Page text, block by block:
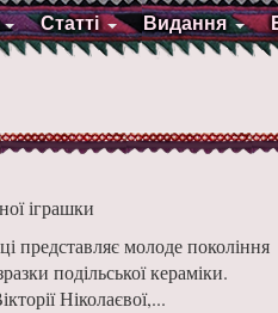
Статті Видання
іграшки
представляє молоде покоління
подільської кераміки.
Ніколаєвої,...